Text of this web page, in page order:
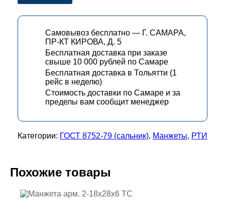
Самовывоз бесплатно — Г. САМАРА,
ПР-КТ КИРОВА, Д. 5
Бесплатная доставка при заказе
свыше 10 000 рублей по Самаре
Бесплатная доставка в Тольятти (1
рейс в неделю)
Стоимость доставки по Самаре и за
пределы вам сообщит менеджер
Категории: ГОСТ 8752-79 (сальник), Манжеты, РТИ
Похожие товары